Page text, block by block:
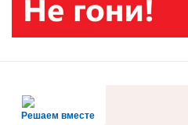
Решаем вместе